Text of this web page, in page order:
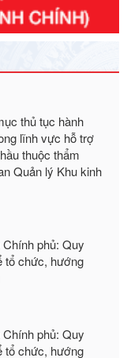
Chính phủ: Quy
2026 - 2030
thủ tục hành
lĩnh vực hỗ trợ
thuộc thẩm
Quản lý Khu kinh
phủ: Quy
chức, hướng
phủ: Quy
chức, hướng